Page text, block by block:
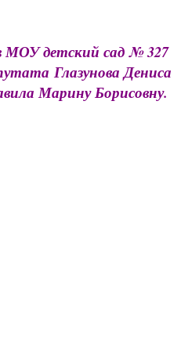
МОУ детский сад № 327
Глазунова Дениса
Марину Борисовну.